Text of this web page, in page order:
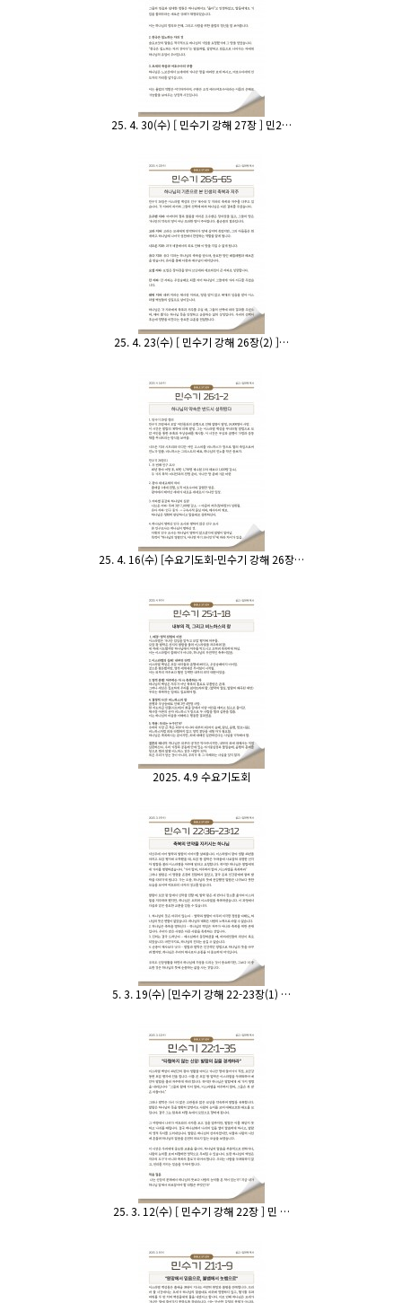
25. 4. 30(수) [ 민수기 강해 27장 ] 민2…
25. 4. 23(수) [ 민수기 강해 26장(2) ]…
25. 4. 16(수) [수요기도회-민수기 강해 26장…
2025. 4.9 수요기도회
5. 3. 19(수) [민수기 강해 22-23장(1) …
25. 3. 12(수) [ 민수기 강해 22장 ] 민 …